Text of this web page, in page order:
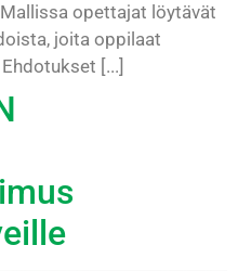
opettajat löytävät
joita oppilaat
[...]